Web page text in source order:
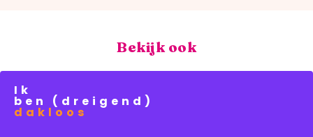
Bekijk ook
Ik
ben (dreigend)
dakloos